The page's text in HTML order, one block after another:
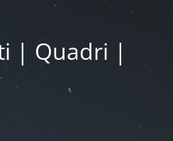
| Quadri |